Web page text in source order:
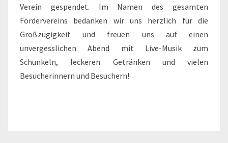
Verein gespendet. Im Namen des gesamten
Fördervereins bedanken wir uns herzlich für die
Großzügigkeit und freuen uns auf einen
unvergesslichen Abend mit Live-Musik zum
Schunkeln, leckeren Getränken und vielen
Besucherinnern und Besuchern!